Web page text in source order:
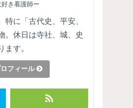
き看護師ー
特に「古代史、平安、
。休日は寺社、城、史
ます。
フィール